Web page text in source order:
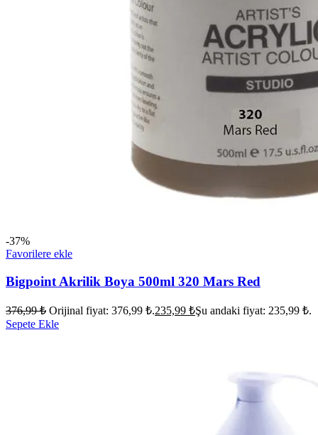
-37%
Favorilere ekle
Bigpoint Akrilik Boya 500ml 320 Mars Red
376,99₺ Orijinal fiyat: 376,99 ₺.235,99 ₺Şu andaki fiyat: 235,99 ₺.
Sepete Ekle